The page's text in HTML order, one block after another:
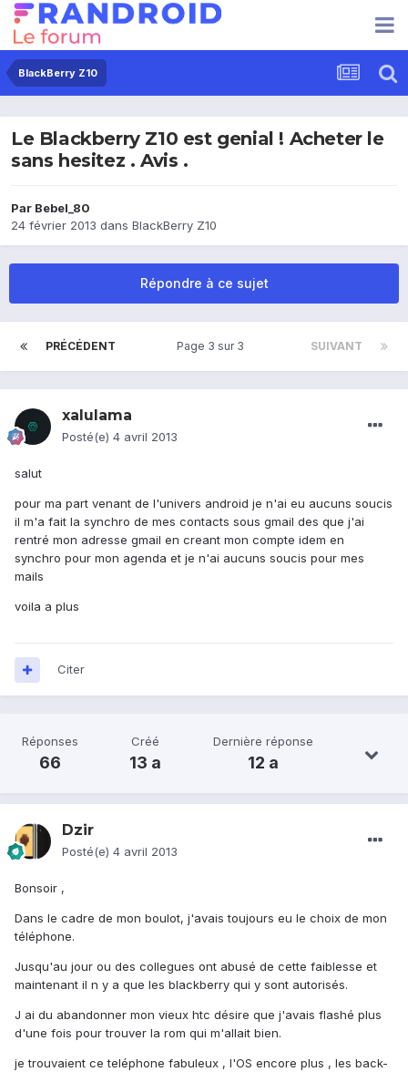
BlackBerry Z10
Le Blackberry Z10 est genial ! Acheter le
sans hesitez . Avis .
Par Bebel_80
24 février 2013 dans BlackBerry Z10
Répondre à ce sujet
PRÉCÉDENT SUIVANT
Page 3 sur 3
xalulama
Posté(e) 4 avril 2013
salut
pour ma part venant de l'univers android je n'ai eu aucuns soucis
il m'a fait la synchro de mes contacts sous gmail des que j'ai
rentré mon adresse gmail en creant mon compte idem en
synchro pour mon agenda et je n'ai aucuns soucis pour mes
mails
voila a plus
Citer
Réponses
66
Créé
13 a
Dernière réponse
12 a
Dzir
Posté(e) 4 avril 2013
Bonsoir ,
Dans le cadre de mon boulot, j'avais toujours eu le choix de mon
téléphone.
Jusqu'au jour ou des collegues ont abusé de cette faiblesse et
maintenant il n y a que les blackberry qui y sont autorisés.
J ai du abandonner mon vieux htc désire que j'avais flashé plus
d'une fois pour trouver la rom qui m'allait bien.
je trouvaient ce teléphone fabuleux , l'OS encore plus , les back-